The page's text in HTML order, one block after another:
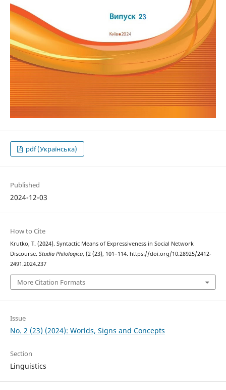
pdf (Українська)
Published
2024-12-03
How to Cite
Krutko, T. (2024). Syntactic Means of Expressiveness in Social Network
Discourse. Studia Philologica, (2 (23), 101–114. https://doi.org/10.28925/2412-
2491.2024.237
More Citation Formats
Issue
No. 2 (23) (2024): Worlds, Signs and Concepts
Section
Linguistics